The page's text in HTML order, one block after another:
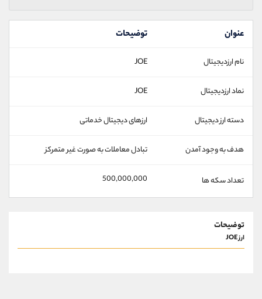
عنوان توضیحات
نام ارزدیجیتال JOE
نماد ارزدیجیتال JOE
دسته ارز دیجیتال ارزهای دیجیتال خدماتی
هدف به وجود آمدن تبادل معاملات به صورت غیر متمرکز
تعداد سکه ها 500,000,000
توضیحات
ارز JOE